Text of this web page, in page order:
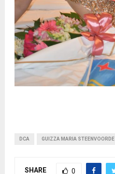
DCA GUIZZA MARIA STEENVOORDE
SHARE 0